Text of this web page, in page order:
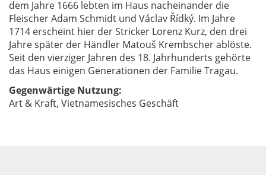
dem Jahre 1666 lebten im Haus nacheinander die
Fleischer Adam Schmidt und Václav Řídký. Im Jahre
1714 erscheint hier der Stricker Lorenz Kurz, den drei
Jahre später der Händler Matouš Krembscher ablöste.
Seit den vierziger Jahren des 18. Jahrhunderts gehörte
das Haus einigen Generationen der Familie Tragau.
Gegenwärtige Nutzung:
Art & Kraft, Vietnamesisches Geschäft